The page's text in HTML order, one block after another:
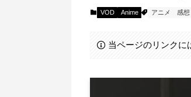
VOD Anime アニメ 感想
当ページのリンクに